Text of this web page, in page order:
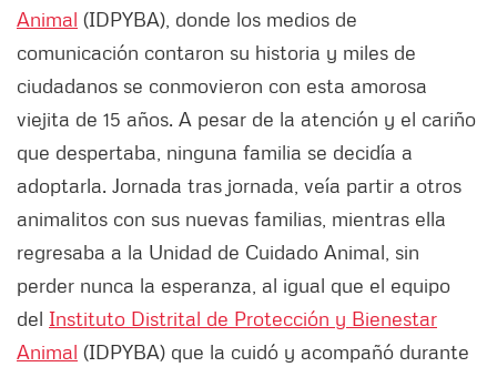
Animal (IDPYBA), donde los medios de
comunicación contaron su historia y miles de
ciudadanos se conmovieron con esta amorosa
viejita de 15 años. A pesar de la atención y el cariño
que despertaba, ninguna familia se decidía a
adoptarla. Jornada tras jornada, veía partir a otros
animalitos con sus nuevas familias, mientras ella
regresaba a la Unidad de Cuidado Animal, sin
perder nunca la esperanza, al igual que el equipo
del Instituto Distrital de Protección y Bienestar
Animal (IDPYBA) que la cuidó y acompañó durante